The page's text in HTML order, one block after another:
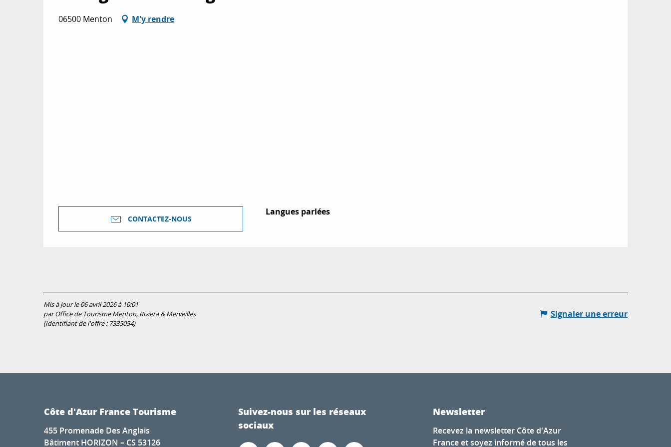
06500 Menton M'y rendre
CONTACTEZ-NOUS
Langues parlées
Langues parlées
Mis à jour le 06 avril 2026 à 10:01
par Office de Tourisme Menton, Riviera & Merveilles
(Identifiant de l'offre : 7335054)
Signaler une erreur
Côte d'Azur France Tourisme
455 Promenade Des Anglais
Bâtiment HORIZON – CS 53126
Suivez-nous sur les réseaux
sociaux
Newsletter
Recevez la newsletter Côte d'Azur
France et soyez informé de tous les